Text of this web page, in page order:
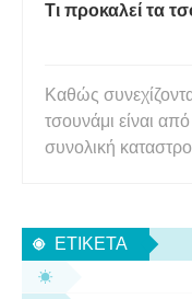
Τι προκαλεί τα
Καθώς
τσουνάμι είναι
συνολική
τελευταία χρόνια
προκαλέσει
ΕΤΙΚΈΤΑ